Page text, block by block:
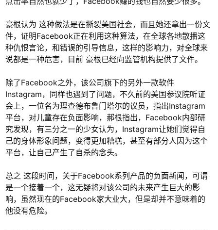
豪根认为 这种做法是在撕裂美国社会，而且她还拿出一份文
件，证明Facebook正在利用这种算法，在全球各地散播这
种仇恨言论，和错误的引导信息，这样的影响力，对全球来
说都是一种危害，目前 豪根已经向监管机构提供了文件。
除了Facebook之外，该公司旗下的另外一款软件
Instagram，同样也遇到了问题，不久前的美国参议院听证
会上，一位名为理查德布鲁门塔尔的议员，指出Instagram
平台，对儿童存在负面影响，郝根指出，Facebook内部研
究发现，有三分之一的少女认为，Instagram让她们觉得自
己的身体形象问题，变得更加糟糕，甚至有部分人因为这个
平台，让自己产生了自杀的念头。
总之 这段时间，关于Facebook系列产品的负面新闻，可谓
是一个接着一个，这无疑将对该公司的未来产生巨大的影
响，虽然现在的Facebook家大业大，但是却并不意味着的
他没有危险。